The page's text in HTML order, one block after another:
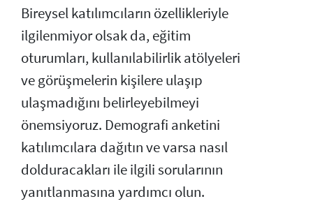
Bireysel katılımcıların özellikleriyle
ilgilenmiyor olsak da, eğitim
oturumları, kullanılabilirlik atölyeleri
ve görüşmelerin kişilere ulaşıp
ulaşmadığını belirleyebilmeyi
önemsiyoruz. Demografi anketini
katılımcılara dağıtın ve varsa nasıl
dolduracakları ile ilgili sorularının
yanıtlanmasına yardımcı olun.